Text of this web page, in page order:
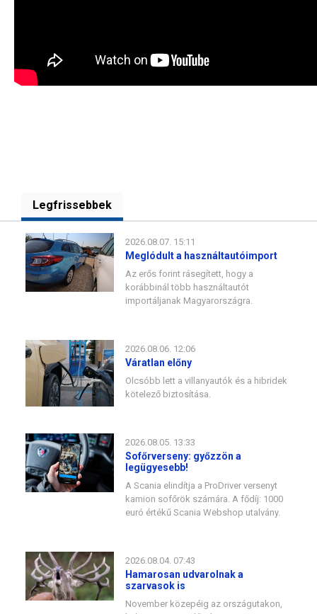
Legfrissebbek
2026.08.07. 15:11
Meglódult a használtautóimport
Az erős forint rásegített, hogy a
korábbinál több használtautót
importáljanak Magyarországra.
2026.08.06. 12:06
Váratlan előny
Olcsóbb lett a villanyautók és a hibridek
kötelező biztosítása.
2026.08.05. 13:33
Sofőrverseny: győzzön a
legügyesebb!
A Scania elindítja a ProDriver versenyt
kamion sofőrök számára. A fődíj: 1000
euró értékű Scania Webshop utalvány.
2026.08.04. 07:43
Hamarosan udvarolnak a
szarvasok is
November közepéig az országutakon,